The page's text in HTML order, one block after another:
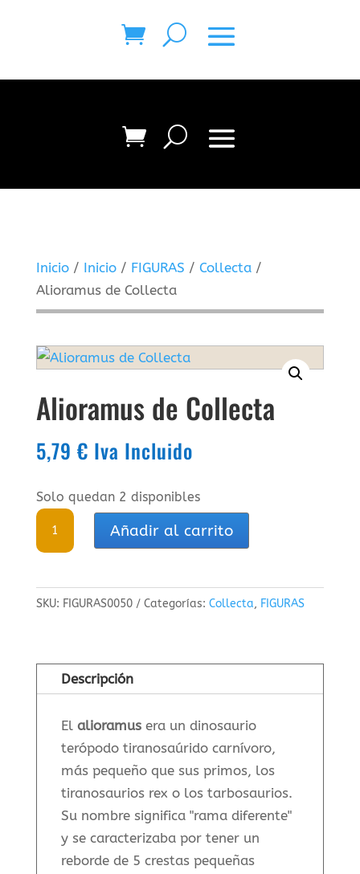
Inicio/ Inicio/ FIGURAS / Collecta/
Alioramus de Collecta
Alioramus de Collecta
5,79 € Iva Incluido
Solo quedan 2 disponibles
Alioramus
de
cantidad
Añadir al carrito
SKU: FIGURAS0050 Categorías: Collecta, FIGURAS
Descripción
El alioramusera un dinosaurio
terópodo tiranosaúrido carnívoro,
más pequeño que sus primos, los
tiranosaurios rex o los tarbosaurios.
Su nombre significa "rama diferente"
y se caracterizaba por tener un
reborde de 5 crestas pequeñas